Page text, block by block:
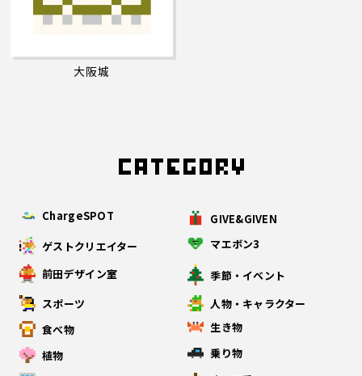
ChargeSPOT
GIVE&GIVEN
ゲストクリエイター
マエボン3
前田デザイン室
季節・イベント
スポーツ
人物・キャラクター
食べ物
生き物
植物
乗り物
大阪城